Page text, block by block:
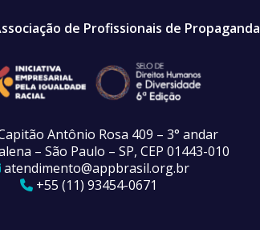
de Profissionais de Propaganda
Antônio Rosa 409 – 3° andar
– São Paulo – SP, CEP 01443-010
atendimento@appbrasil.org.br
+55 (11) 93454-0671